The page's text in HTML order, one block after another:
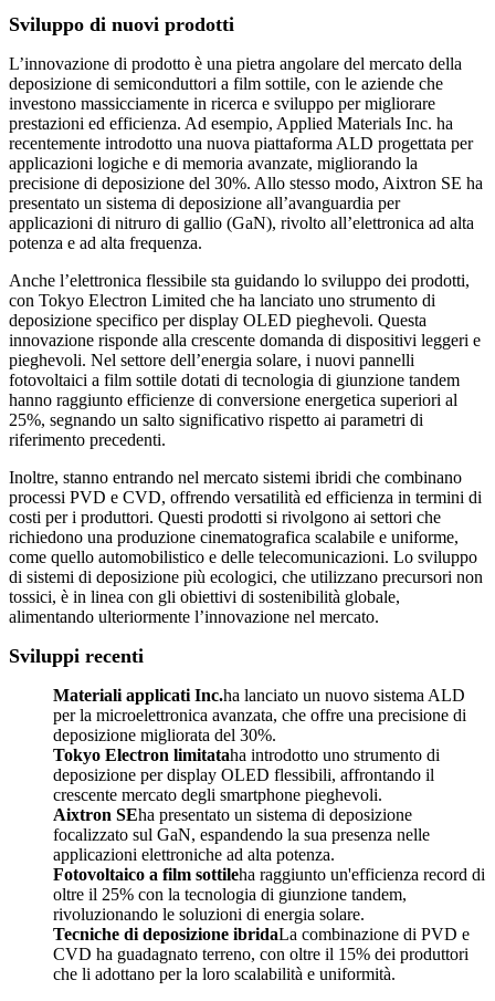
Sviluppo di nuovi prodotti
L’innovazione di prodotto è una pietra angolare del mercato della
deposizione di semiconduttori a film sottile, con le aziende che
investono massicciamente in ricerca e sviluppo per migliorare
prestazioni ed efficienza. Ad esempio, Applied Materials Inc. ha
recentemente introdotto una nuova piattaforma ALD progettata per
applicazioni logiche e di memoria avanzate, migliorando la
precisione di deposizione del 30%. Allo stesso modo, Aixtron SE ha
presentato un sistema di deposizione all’avanguardia per
applicazioni di nitruro di gallio (GaN), rivolto all’elettronica ad alta
potenza e ad alta frequenza.
Anche l’elettronica flessibile sta guidando lo sviluppo dei prodotti,
con Tokyo Electron Limited che ha lanciato uno strumento di
deposizione specifico per display OLED pieghevoli. Questa
innovazione risponde alla crescente domanda di dispositivi leggeri e
pieghevoli. Nel settore dell’energia solare, i nuovi pannelli
fotovoltaici a film sottile dotati di tecnologia di giunzione tandem
hanno raggiunto efficienze di conversione energetica superiori al
25%, segnando un salto significativo rispetto ai parametri di
riferimento precedenti.
Inoltre, stanno entrando nel mercato sistemi ibridi che combinano
processi PVD e CVD, offrendo versatilità ed efficienza in termini di
costi per i produttori. Questi prodotti si rivolgono ai settori che
richiedono una produzione cinematografica scalabile e uniforme,
come quello automobilistico e delle telecomunicazioni. Lo sviluppo
di sistemi di deposizione più ecologici, che utilizzano precursori non
tossici, è in linea con gli obiettivi di sostenibilità globale,
alimentando ulteriormente l’innovazione nel mercato.
Sviluppi recenti
Materiali applicati Inc.ha lanciato un nuovo sistema ALD
per la microelettronica avanzata, che offre una precisione di
deposizione migliorata del 30%.
Tokyo Electron limitataha introdotto uno strumento di
deposizione per display OLED flessibili, affrontando il
crescente mercato degli smartphone pieghevoli.
Aixtron SEha presentato un sistema di deposizione
focalizzato sul GaN, espandendo la sua presenza nelle
applicazioni elettroniche ad alta potenza.
Fotovoltaico a film sottileha raggiunto un'efficienza record di
oltre il 25% con la tecnologia di giunzione tandem,
rivoluzionando le soluzioni di energia solare.
Tecniche di deposizione ibridaLa combinazione di PVD e
CVD ha guadagnato terreno, con oltre il 15% dei produttori
che li adottano per la loro scalabilità e uniformità.